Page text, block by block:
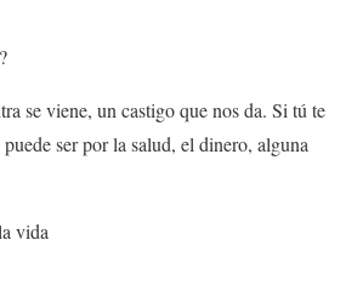
se viene, un castigo que nos da. Si tú te
ser por la salud, el dinero, alguna
vida